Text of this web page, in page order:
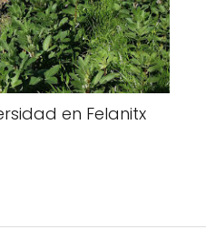
en Felanitx